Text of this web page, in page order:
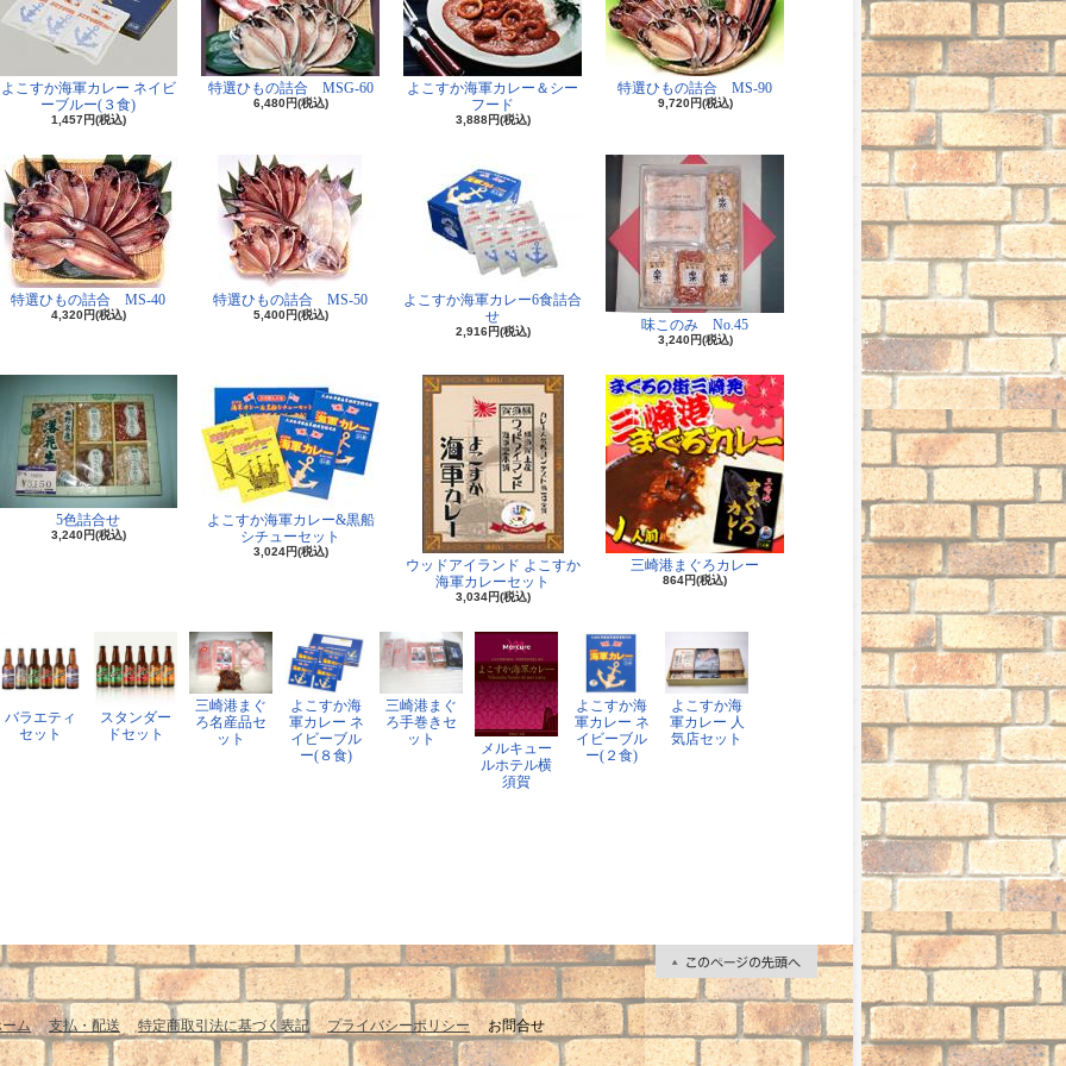
よこすか海軍カレー ネイビ
ーブルー(３食)
1,457円(税込)
特選ひもの詰合 MSG-60
6,480円(税込)
よこすか海軍カレー＆シー
フード
3,888円(税込)
特選ひもの詰合 MS-90
9,720円(税込)
特選ひもの詰合 MS-40
4,320円(税込)
特選ひもの詰合 MS-50
5,400円(税込)
よこすか海軍カレー6食詰合
せ
2,916円(税込) 味このみ No.45
3,240円(税込)
5色詰合せ
3,240円(税込)
よこすか海軍カレー&黒船
シチューセット
3,024円(税込)
ウッドアイランド よこすか
海軍カレーセット
3,034円(税込)
三崎港まぐろカレー
864円(税込)
バラエティ
セット
スタンダー
ドセット
三崎港まぐ
ろ名産品セ
ット
よこすか海
軍カレー ネ
イビーブル
ー(８食)
三崎港まぐ
ろ手巻きセ
ット
メルキュー
ルホテル横
須賀
よこすか海
軍カレー ネ
イビーブル
ー(２食)
よこすか海
軍カレー 人
気店セット
ム 支払・配送 特定商取引法に基づく表記 プライバシーポリシー お問合せ